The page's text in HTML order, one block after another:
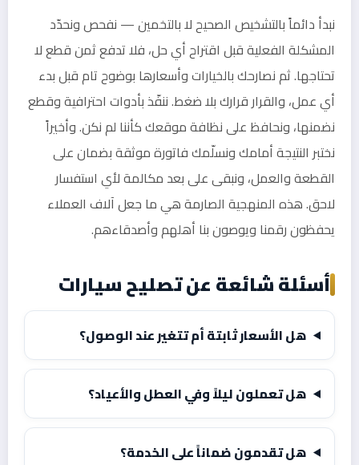
نبدأ دائماً بالتشخيص الصحيح لا بالتخمين — نفحص ونحدّد
المشكلة الفعلية قبل اقتراح أي حل، فلا تدفع ثمن قطع لا
تحتاجها. ثم نصارحك بالخيارات وأسعارها بوضوح تام قبل بدء
أي عمل، والقرار قرارك بلا ضغط. ننفّذ بأدوات احترافية وقطع
نضمنها، ونحافظ على نظافة موقعك كأننا لم نكن. وأخيراً
نختبر النتيجة أمامك ونسلّمك فاتورة موثقة بضمان على
القطعة والعمل، ونبقى على بعد مكالمة لأي استفسار
لاحق. هذه المنهجية الصارمة هي ما جعل آلاف العملاء
يحفظون رقمنا ويوصون بنا أهلهم وأصدقاءهم.
أسئلة شائعة عن تصليح سيارات
هل الأسعار ثابتة أم تتغير عند الوصول؟
هل تعملون ليلاً وفي العطل والأعياد؟
هل تقدمون ضماناً على الخدمة؟